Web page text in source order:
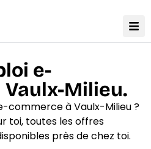
e-
Milieu.
commerce à Vaulx-Milieu ?
toi, toutes les offres
près de chez toi.